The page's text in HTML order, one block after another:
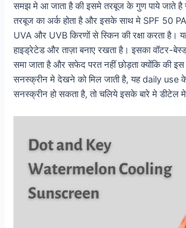
समझ मे आ जाता है की इसमे तरबूज के गुण पाये जाते
तरबूज का अर्क होता है और इसके साथ मे SPF 50
UVA और UVB किरणों से स्किन की रक्षा करता है।
हाइड्रेटेड और ताज़ा बनाए रखता है। इसका वॉटर-बेस्ड
समा जाता है और सफेद परत नहीं छोड़ता क्योंकि की
सनस्क्रीन मे देखने को मिल जाती है, यह daily use
सनस्क्रीन हो सकता है, तो चलिये इसके बारे मे डीटेल